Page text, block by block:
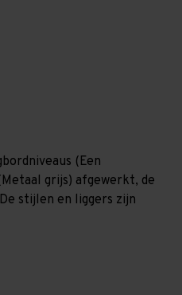
(Een
grijs) afgewerkt, de
stijlen en liggers zijn